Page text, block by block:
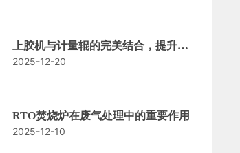
上胶机与计量辊的完美结合，提升产
品品质
2025-12-20
RTO焚烧炉在废气处理中的重要作用
2025-12-10